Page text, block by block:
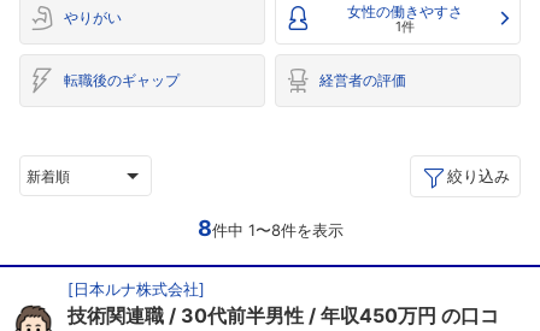
やりがい 女性の働きやすさ
1件
転職後のギャップ 経営者の評価
新着順 絞り込み
8件中 1〜8件を表示
[日本ルナ株式会社]
技術関連職 30代前半男性 年収450万円 の口コ